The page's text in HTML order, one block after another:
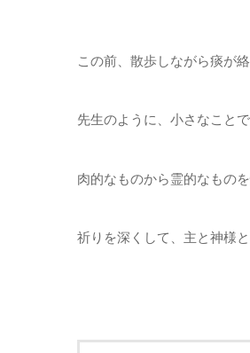
この前、散歩しながら痰が
先生のように、小さなこと
肉的なものから霊的なもの
祈りを深くして、主と神様